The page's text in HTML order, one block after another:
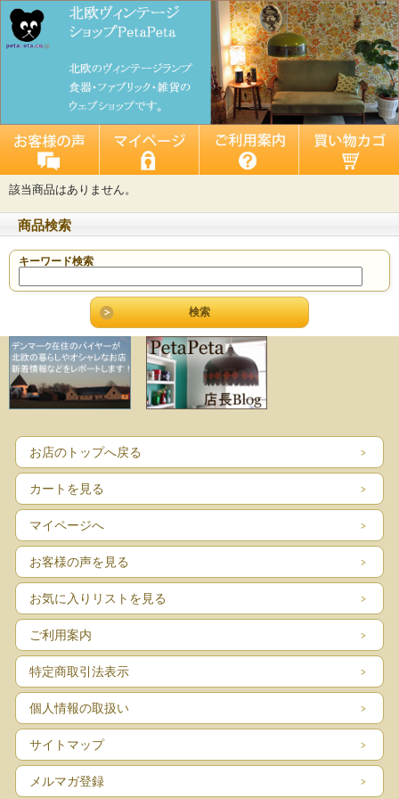
該当商品はありません。
商品検索
キーワード検索
お店のトップへ戻る
カートを見る
マイページへ
お客様の声を見る
お気に入りリストを見る
ご利用案内
特定商取引法表示
個人情報の取扱い
サイトマップ
メルマガ登録